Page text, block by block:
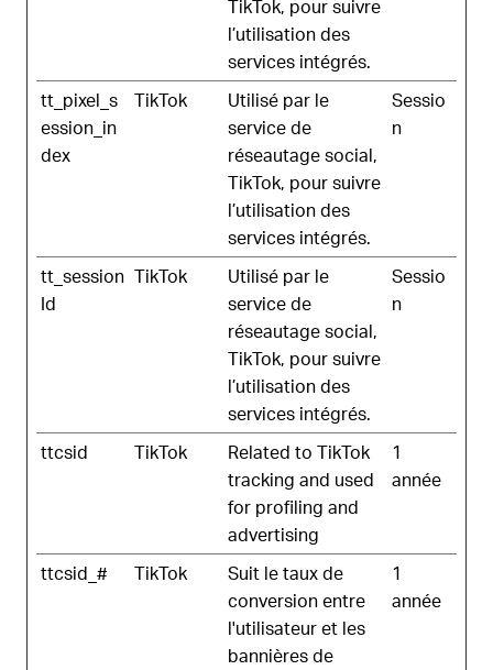
TikTok, pour suivre
l’utilisation des
services intégrés.
tt_pixel_s
ession_in
dex
TikTok
Utilisé par le
service de
réseautage social,
TikTok, pour suivre
l’utilisation des
services intégrés.
Sessio
n
tt_session
Id
TikTok
Utilisé par le
service de
réseautage social,
TikTok, pour suivre
l’utilisation des
services intégrés.
Sessio
n
ttcsid TikTok
Related to TikTok
tracking and used
for profiling and
advertising
1
année
ttcsid_# TikTok
Suit le taux de
conversion entre
l'utilisateur et les
bannières de
1
année